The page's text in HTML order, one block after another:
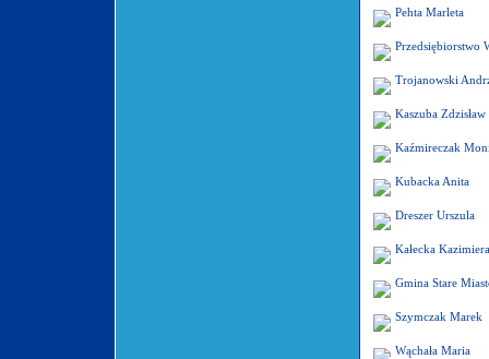
Pehta Marleta
Przedsiębiorstwo
Trojanowski
Kaszuba Zdzisław
Kaźmireczak
Kubacka Anita
Dreszer Urszula
Kałecka Kazimiera
Gmina Stare
Szymczak Marek
Wąchała Maria